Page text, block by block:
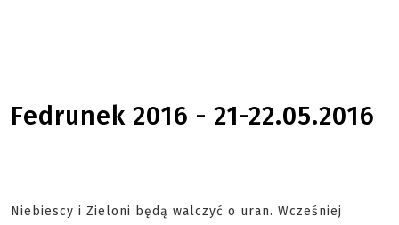
Fedrunek 2016 - 21-22.05.2016
Niebiescy i Zieloni będą walczyć o uran. Wcześniej